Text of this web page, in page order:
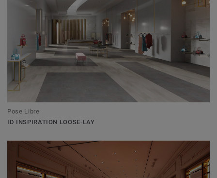
Pose Libre
ID INSPIRATION LOOSE-LAY